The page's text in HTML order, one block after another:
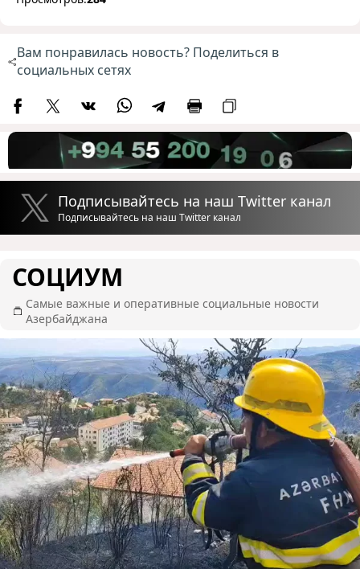
Вам понравилась новость? Поделиться в
социальных сетях
Подписывайтесь на наш Twitter канал
Подписывайтесь на наш Twitter канал
СОЦИУМ
Самые важные и оперативные социальные новости
Азербайджана